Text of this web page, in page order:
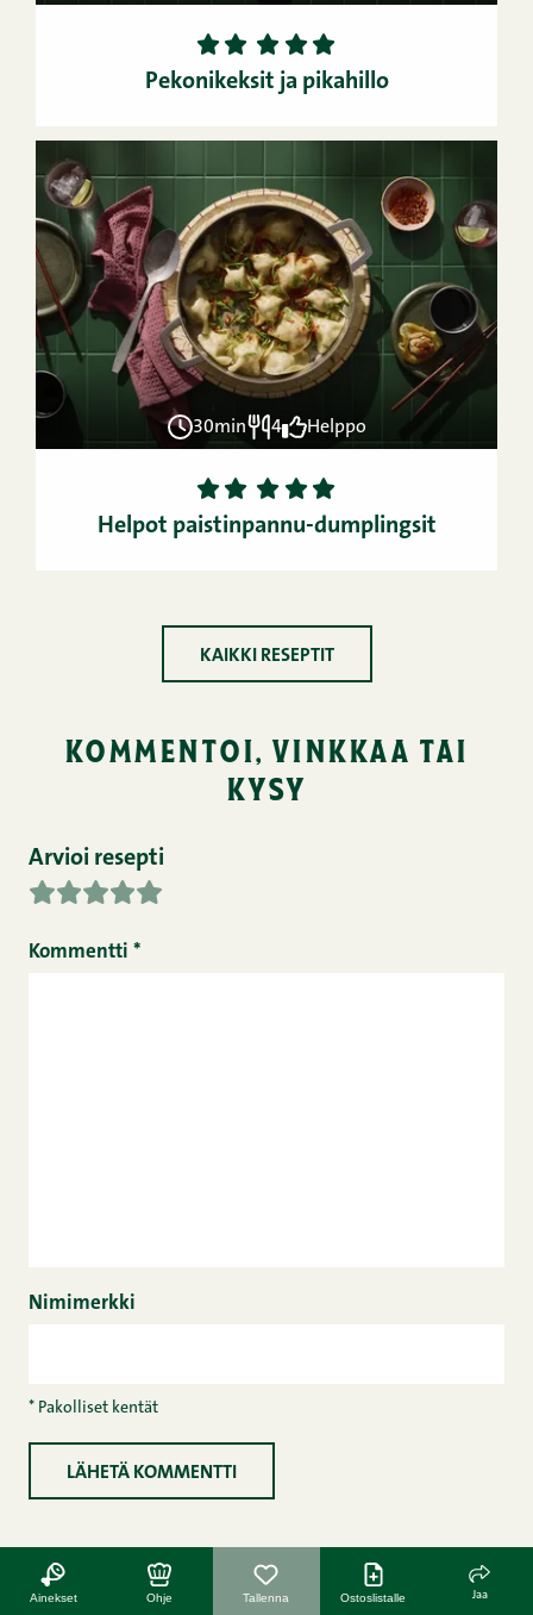
1 2 3 4
5
Pekonikeksit ja pikahillo
30min 4 Helppo
1 2 3 4
5
Helpot paistinpannu-dumplingsit
KAIKKI RESEPTIT
kommentoi, vinkkaa tai
kysy
Arvioi resepti
Kommentti *
Nimimerkki
* Pakolliset kentät
Ainekset Ohje Tallenna Ostoslistalle Jaa